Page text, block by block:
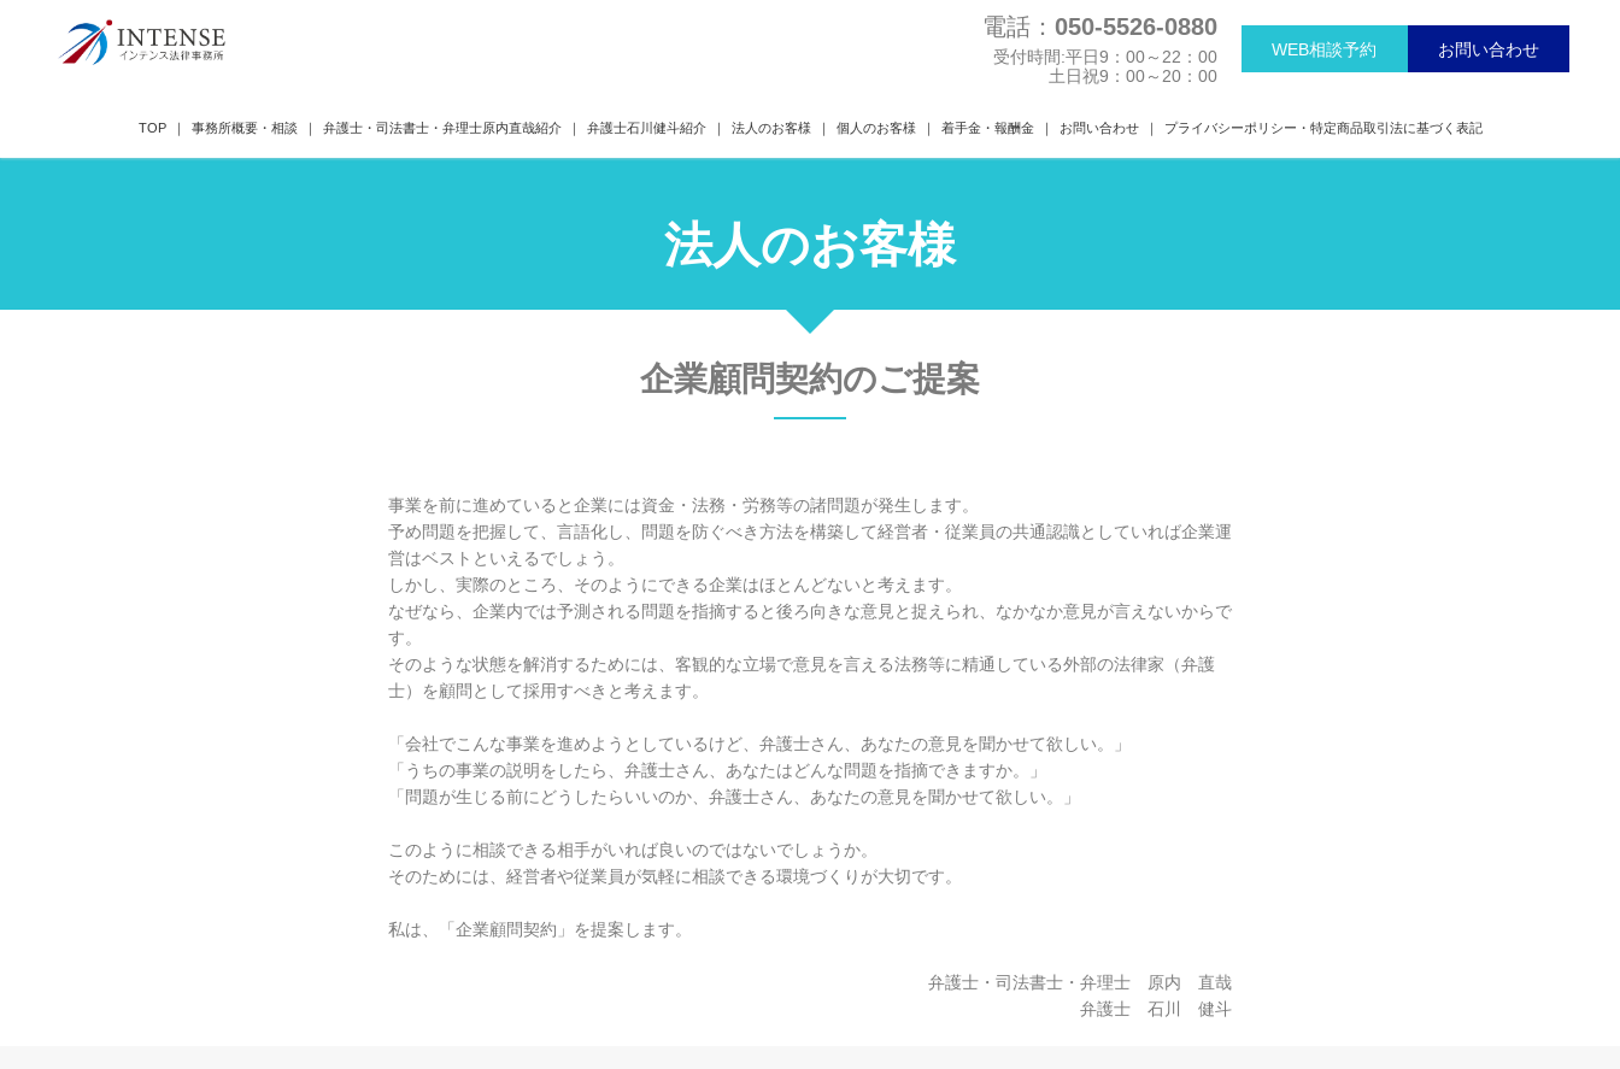
トップ 法人のお客様 事務所概要・相談 弁護士・司法書士紹介
電話：050-5526-0880
受付時間:平日9：00～22：00
土日祝9：00～20：00
WEB相談予約 お問い合わせ
TOP 事務所概要・相談 弁護士・司法書士・弁理士原内直哉紹介 弁護士石川健斗紹介 法人のお客様 個人のお客様 着手金・報酬金 お問い合わせ プライバシーポリシー・特定商品取引法に基づく表記
法人のお客様
企業顧問契約のご提案
事業を前に進めていると企業には資金・法務・労務等の諸問題が発生します。
予め問題を把握して、言語化し、問題を防ぐべき方法を構築して経営者・従業員の共通認識としていれば企業運
営はベストといえるでしょう。
しかし、実際のところ、そのようにできる企業はほとんどないと考えます。
なぜなら、企業内では予測される問題を指摘すると後ろ向きな意見と捉えられ、なかなか意見が言えないからで
す。
そのような状態を解消するためには、客観的な立場で意見を言える法務等に精通している外部の法律家（弁護
士）を顧問として採用すべきと考えます。
「会社でこんな事業を進めようとしているけど、弁護士さん、あなたの意見を聞かせて欲しい。」
「うちの事業の説明をしたら、弁護士さん、あなたはどんな問題を指摘できますか。」
「問題が生じる前にどうしたらいいのか、弁護士さん、あなたの意見を聞かせて欲しい。」
このように相談できる相手がいれば良いのではないでしょうか。
そのためには、経営者や従業員が気軽に相談できる環境づくりが大切です。
私は、「企業顧問契約」を提案します。
弁護士・司法書士・弁理士 原内 直哉
弁護士 石川 健斗